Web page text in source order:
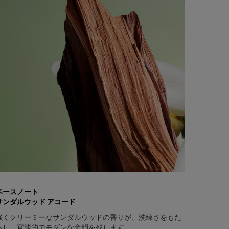
ースノート
ンダルウッド アコード
くクリーミーなサンダルウッドの香りが、洗練さをもた